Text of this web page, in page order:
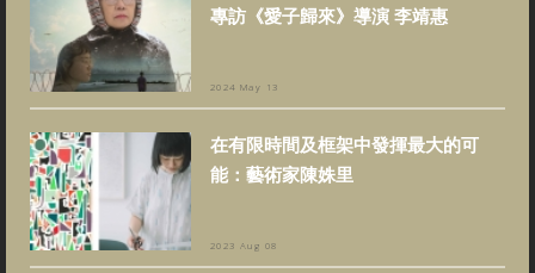
專訪《愛子歸來》導演 李靖惠
2024 May 13
在有限時間及框架中發揮最大的可
能：藝術家陳姝里
2023 Aug 08